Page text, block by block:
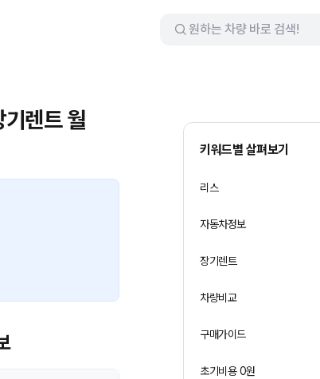
렌트 월
키워드별 살펴보기
리스
자동차정보
장기렌트
차량비교
구매가이드
초기비용 0원